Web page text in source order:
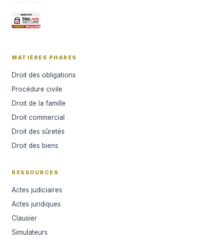
MATIÈRES PHARES
Droit des obligations
Procédure civile
Droit de la famille
Droit commercial
Droit des sûretés
Droit des biens
RESSOURCES
Actes judiciaires
Actes juridiques
Clausier
Simulateurs